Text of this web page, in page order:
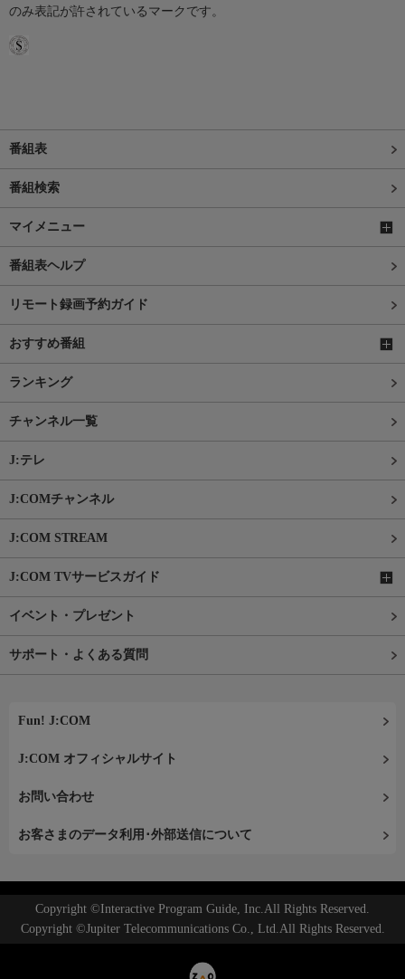
のみ表記が許されているマークです。
番組表
番組検索
マイメニュー
番組表ヘルプ
リモート録画予約ガイド
おすすめ番組
ランキング
チャンネル一覧
J:テレ
J:COMチャンネル
J:COM STREAM
J:COM TVサービスガイド
イベント・プレゼント
サポート・よくある質問
Fun! J:COM
J:COM オフィシャルサイト
お問い合わせ
お客さまのデータ利用･外部送信について
Copyright ©Interactive Program Guide, Inc.All Rights Reserved.
Copyright ©Jupiter Telecommunications Co., Ltd.All Rights Reserved.